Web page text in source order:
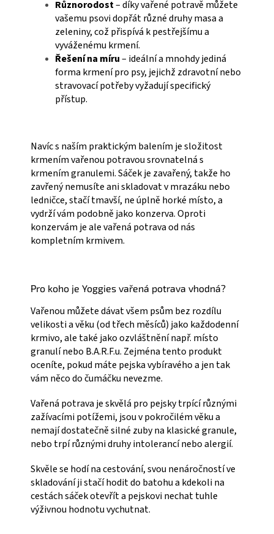
Různorodost– díky vařené potravě můžete
vašemu psovi dopřát různé druhy masa a
zeleniny, což přispívá k pestřejšímu a
vyváženému krmení.
Řešení na míru– ideální a mnohdy jediná
forma krmení pro psy, jejichž zdravotní nebo
stravovací potřeby vyžadují specifický
přístup.
Navíc s naším praktickým balením je složitost
krmením vařenou potravou srovnatelná s
krmením granulemi. Sáček je zavařený, takže ho
zavřený nemusíte ani skladovat v mrazáku nebo
ledničce, stačí tmavší, ne úplně horké místo, a
vydrží vám podobně jako konzerva. Oproti
konzervám je ale vařená potrava od nás
kompletním krmivem.
Pro koho je Yoggies vařená potrava vhodná?
Vařenou můžete dávat všem psům bez rozdílu
velikosti a věku (od třech měsíců) jako každodenní
krmivo, ale také jako ozvláštnění např. místo
granulí nebo B.A.R.F.u. Zejména tento produkt
oceníte, pokud máte pejska vybíravého a jen tak
vám něco do čumáčku nevezme.
Vařená potrava je skvělá pro pejsky trpící různými
zažívacími potížemi, jsou v pokročilém věku a
nemají dostatečně silné zuby na klasické granule,
nebo trpí různými druhy intolerancí nebo alergií.
Skvěle se hodí na cestování, svou nenáročností ve
skladování ji stačí hodit do batohu a kdekoli na
cestách sáček otevřít a pejskovi nechat tuhle
výživnou hodnotu vychutnat.